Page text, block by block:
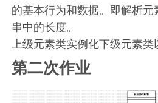
的基本行为和数据。即解析
串中的长度。
上级元素类实例化下级元素类
第二次作业